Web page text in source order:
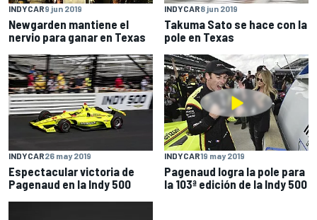
INDYCAR9 jun 2019
Newgarden mantiene el
nervio para ganar en Texas
INDYCAR8 jun 2019
Takuma Sato se hace con la
pole en Texas
INDYCAR26 may 2019
Espectacular victoria de
Pagenaud en la Indy 500
INDYCAR19 may 2019
Pagenaud logra la pole para
la 103ª edición de la Indy 500